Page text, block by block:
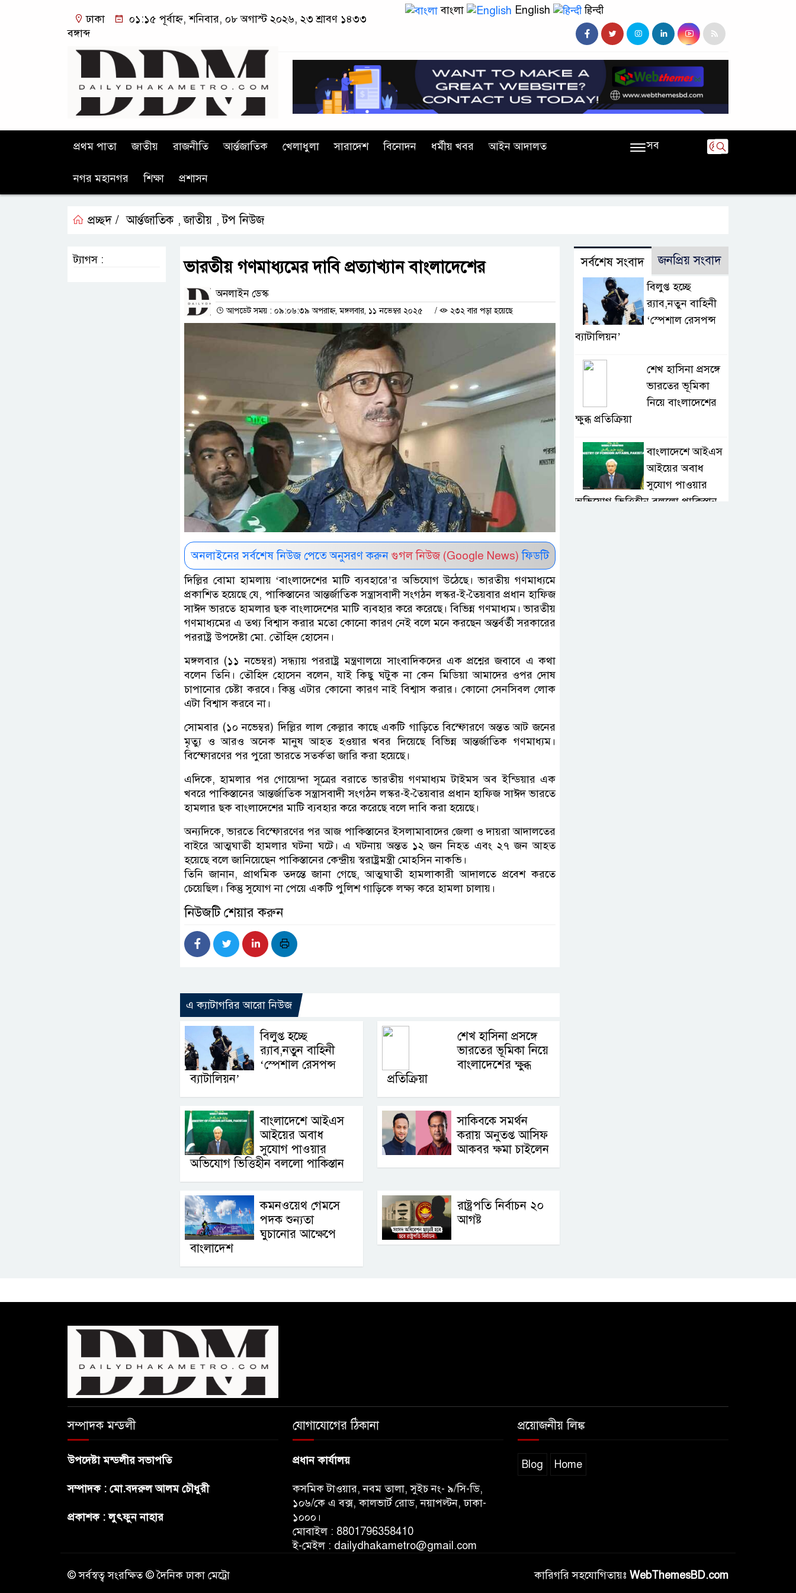
ঢাকা
০১:১৫ পূর্বাহ্ন, শনিবার, ০৮ অগাস্ট ২০২৬, ২৩ শ্রাবণ ১৪৩৩
বঙ্গাব্দ
বাংলা English हिन्दी
প্রথম পাতা জাতীয় রাজনীতি আর্ন্তজাতিক খেলাধুলা সারাদেশ বিনোদন ধর্মীয় খবর আইন আদালত
নগর মহানগর শিক্ষা প্রশাসন
সব
প্রচ্ছদ / আর্ন্তজাতিক ,জাতীয় ,টপ নিউজ
ভারতীয় গণমাধ্যমের দাবি প্রত্যাখ্যান বাংলাদেশের
অনলাইন ডেস্ক
আপডেট সময় : ০৯:০৬:৩৯ অপরাহ্ন, মঙ্গলবার, ১১ নভেম্বর ২০২৫ / ২৩২ বার পড়া হয়েছে
অনলাইনের সর্বশেষ নিউজ পেতে অনুসরণ করুন গুগল নিউজ (Google News) ফিডটি
দিল্লির বোমা হামলায় ‘বাংলাদেশের মাটি ব্যবহারে’র অভিযোগ উঠেছে। ভারতীয় গণমাধ্যমে
প্রকাশিত হয়েছে যে, পাকিস্তানের আন্তর্জাতিক সন্ত্রাসবাদী সংগঠন লস্কর-ই-তৈয়বার প্রধান হাফিজ
সাঈদ ভারতে হামলার ছক বাংলাদেশের মাটি ব্যবহার করে করেছে। বিভিন্ন গণমাধ্যম। ভারতীয়
গণমাধ্যমের এ তথ্য বিশ্বাস করার মতো কোনো কারণ নেই বলে মনে করছেন অন্তর্বর্তী সরকারের
পররাষ্ট্র উপদেষ্টা মো. তৌহিদ হোসেন।
মঙ্গলবার (১১ নভেম্বর) সন্ধ্যায় পররাষ্ট্র মন্ত্রণালয়ে সাংবাদিকদের এক প্রশ্নের জবাবে এ কথা
বলেন তিনি। তৌহিদ হোসেন বলেন, যাই কিছু ঘটুক না কেন মিডিয়া আমাদের ওপর দোষ
চাপানোর চেষ্টা করবে। কিন্তু এটার কোনো কারণ নাই বিশ্বাস করার। কোনো সেনসিবল লোক
এটা বিশ্বাস করবে না।
সোমবার (১০ নভেম্বর) দিল্লির লাল কেল্লার কাছে একটি গাড়িতে বিস্ফোরণে অন্তত আট জনের
মৃত্যু ও আরও অনেক মানুষ আহত হওয়ার খবর দিয়েছে বিভিন্ন আন্তর্জাতিক গণমাধ্যম।
বিস্ফোরণের পর পুরো ভারতে সতর্কতা জারি করা হয়েছে।
এদিকে, হামলার পর গোয়েন্দা সূত্রের বরাতে ভারতীয় গণমাধ্যম টাইমস অব ইন্ডিয়ার এক
খবরে পাকিস্তানের আন্তর্জাতিক সন্ত্রাসবাদী সংগঠন লস্কর-ই-তৈয়বার প্রধান হাফিজ সাঈদ ভারতে
হামলার ছক বাংলাদেশের মাটি ব্যবহার করে করেছে বলে দাবি করা হয়েছে।
অন্যদিকে, ভারতে বিস্ফোরণের পর আজ পাকিস্তানের ইসলামাবাদের জেলা ও দায়রা আদালতের
বাইরে আত্মঘাতী হামলার ঘটনা ঘটে। এ ঘটনায় অন্তত ১২ জন নিহত এবং ২৭ জন আহত
হয়েছে বলে জানিয়েছেন পাকিস্তানের কেন্দ্রীয় স্বরাষ্ট্রমন্ত্রী মোহসিন নাকভি।
তিনি জানান, প্রাথমিক তদন্তে জানা গেছে, আত্মঘাতী হামলাকারী আদালতে প্রবেশ করতে
চেয়েছিল। কিন্তু সুযোগ না পেয়ে একটি পুলিশ গাড়িকে লক্ষ্য করে হামলা চালায়।
নিউজটি শেয়ার করুন
এ ক্যাটাগরির আরো নিউজ
বিলুপ্ত হচ্ছে
র‍্যাব,নতুন বাহিনী
‘স্পেশাল রেসপন্স
ব্যাটালিয়ন’
শেখ হাসিনা প্রসঙ্গে
ভারতের ভূমিকা নিয়ে
বাংলাদেশের ক্ষুব্ধ
প্রতিক্রিয়া
বাংলাদেশে আইএস
আইয়ের অবাধ
সুযোগ পাওয়ার
অভিযোগ ভিত্তিহীন বললো পাকিস্তান
সাকিবকে সমর্থন
করায় অনুতপ্ত আসিফ
আকবর ক্ষমা চাইলেন
কমনওয়েথ গেমসে
পদক শুন্যতা
ঘুচানোর আক্ষেপে
বাংলাদেশ
রাষ্ট্রপতি নির্বাচন ২০
আগষ্ট
ট্যাগস : সর্বশেষ সংবাদ জনপ্রিয় সংবাদ
বিলুপ্ত হচ্ছে
র‍্যাব,নতুন বাহিনী
‘স্পেশাল রেসপন্স
ব্যাটালিয়ন’
শেখ হাসিনা প্রসঙ্গে
ভারতের ভূমিকা
নিয়ে বাংলাদেশের
ক্ষুব্ধ প্রতিক্রিয়া
বাংলাদেশে আইএস
আইয়ের অবাধ
সুযোগ পাওয়ার
অভিযোগ ভিত্তিহীন বললো পাকিস্তান
সম্পাদক মন্ডলী
উপদেষ্টা মন্ডলীর সভাপতি
সম্পাদক : মো.বদরুল আলম চৌধুরী
প্রকাশক : লুৎফুন নাহার
যোগাযোগের ঠিকানা
প্রধান কার্যালয়
কসমিক টাওয়ার, নবম তালা, সুইচ নং- ৯/সি-ডি,
১০৬/কে এ বক্স, কালভার্ট রোড, নয়াপল্টন, ঢাকা-
১০০০।
মোবাইল : 8801796358410
ই-মেইল : dailydhakametro@gmail.com
প্রয়োজনীয় লিঙ্ক
Blog Home
© সর্বস্বত্ব সংরক্ষিত © দৈনিক ঢাকা মেট্রো কারিগরি সহযোগিতায়ঃ WebThemesBD.com